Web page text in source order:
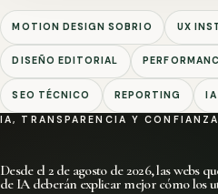
MOTION DESIGN SOBRIO UX
DISEÑO EDITORIAL
SEO TÉCNICO REPORTING
IA, TRANSPARENCIA Y
Desde el 2 de agosto de 2026, las webs
de IA deberán explicar mejor cómo los